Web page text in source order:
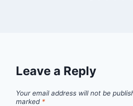
Leave a Reply
Your email address will not be
marked *